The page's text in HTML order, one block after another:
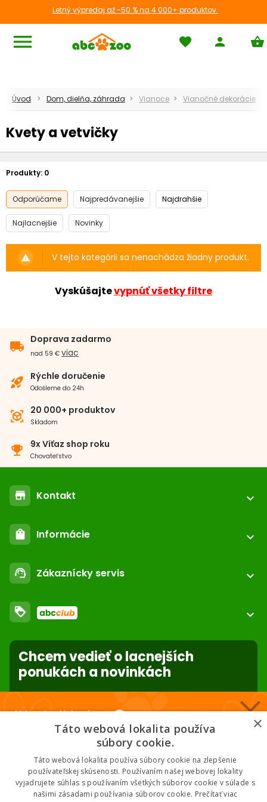
Letný výpredaj až -50 % na 4 000+ produktov.
menu favorite person shopping_basket
Úvod Dom, dielňa, záhrada Vianoce Vianočné dekorácie
Kvety a vetvičky
Produkty: 0
Odporúčame Najpredávanejšie Najdrahšie
Najlacnejšie Novinky
warning V tejto kategórii sa nenachádza žiadny produkt.
Vyskúšajtevypnúť všetky filtre
local_shipping
Doprava zadarmo
nad 59 € viac
rocket_launch Rýchle doručenie
Odošleme do 24h
view_in_ar 20 000+ produktov
Skladom
emoji_events 9x Víťaz shop roku
Chovateľstvo
store Kontakt
expand_more
location_on
Nižné Kapustníky 2 040 12 Košice - Nad jazerom
email podpora@abc-zoo.sk
shopping_bag Informácie expand_more
Môj účet
Kontakt
O nás
Nastavenia súborov cookie
support_agent Zákaznícky servis expand_more
Obchodné podmienky
Dodacie podmienky
Reklamácie
Ochrana osobných údajov
loyalty expand_more
Použite body a nakupujte lacnejšie!
Viac info
Chcem vedieť o lacnejších
ponukách a novinkách
forward_to_inbox
* Zadaním e-mailu súhlasíte so spracovaním osobných údajov na účely
mailing listu abc-zoo
Nakupuj za klubové ceny 🏆
Nižšie ceny na vybrané produkty. 2 % cashback. Členstvo zadarmo.
Chcem klubové ceny
×
Táto webová lokalita používa
súbory cookie.
Táto webová lokalita používa súbory cookie na zlepšenie
používateľskej skúsenosti. Používaním našej webovej lokality
vyjadrujete súhlas s používaním všetkých súborov cookie v súlade s
našimi zásadami používania súborov cookie. Prečítať viac